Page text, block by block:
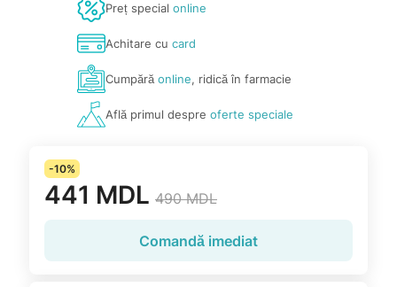
Preț special online
Achitare cu card
Cumpărăonline, ridică în farmacie
Află primul despre oferte speciale
-10%
441 MDL 490 MDL
Comandă imediat